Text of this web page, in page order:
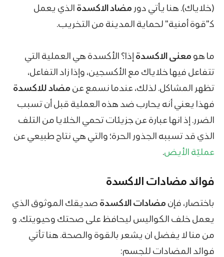
(خلاياك). هنا يأتي دور مضاد الاكسدة الذي يعمل
كـ"قوة أمنية" لحماية المدينة من التخريب.
ما هو معنى الاكسدة إذا؟ الأكسدة هي العملية التي
تتفاعل فيها خلاياك مع الأكسجين، وإذا زاد التفاعل،
تظهر المشاكل. لذلك، عندما نسمع عن مضاد للاكسدة
فهذا يعني أنه يحارب ضد هذه العملية قبل أن تسبب
الضرر. إذ انها عبارة عن جزيئات تحمي الخلايا من التلف
الذي قد تسببه الجذور الحرة؛ والتي هي نتاج طبيعي عن
عمليّة الأيض.
فوائد مضادات الاكسدة
باختصار، فإن مضادات الاكسدة صديقك الموثوق الذي
يعمل خلف الكواليس ليحافظ على صحتك وحيويتك. و
من منا لا يفضل ان يشعر بالقوة والصحة. هنا تأتي
فوائد المضادات للجسم: